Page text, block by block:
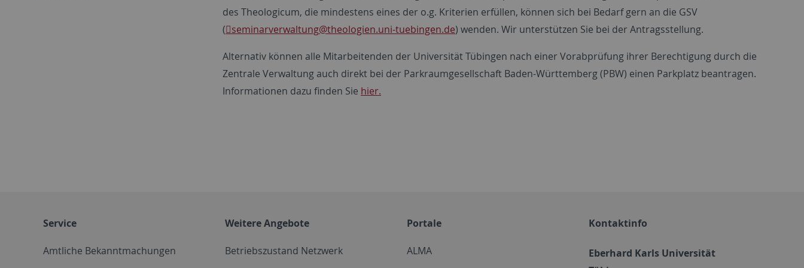
des Theologicum, die mindestens eines der o.g. Kriterien erfüllen, können sich bei Bedarf gern an die GSV
( seminarverwaltung@theologien.uni-tuebingen.de) wenden. Wir unterstützen Sie bei der Antragsstellung.
Alternativ können alle Mitarbeitenden der Universität Tübingen nach einer Vorabprüfung ihrer Berechtigung durch die
Zentrale Verwaltung auch direkt bei der Parkraumgesellschaft Baden-Württemberg (PBW) einen Parkplatz beantragen.
Informationen dazu finden Sie hier.
Service
Amtliche Bekanntmachungen
Weitere Angebote
Betriebszustand Netzwerk
Portale
ALMA
Kontaktinfo
Eberhard Karls Universität